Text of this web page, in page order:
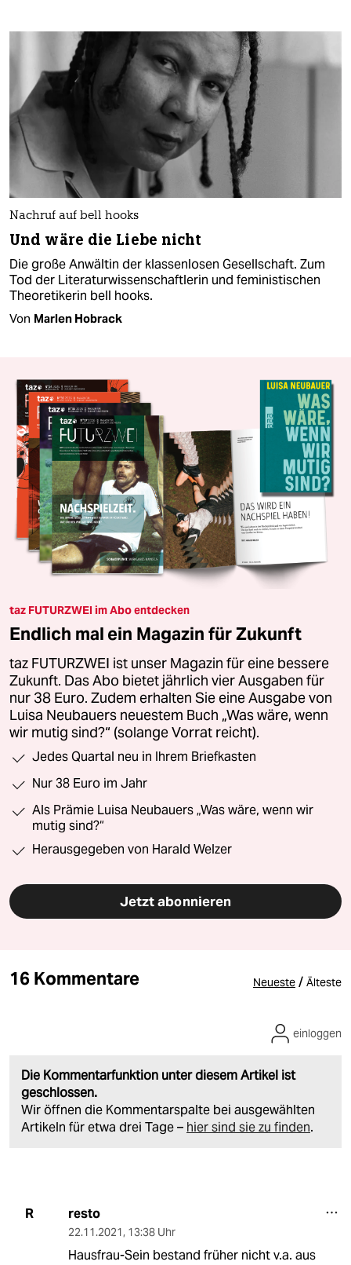
Nachruf auf bell hooks
Und wäre die Liebe nicht
Die große Anwältin der klassenlosen Gesellschaft. Zum
Tod der Literaturwissenschaftlerin und feministischen
Theoretikerin bell hooks.
Von Marlen Hobrack
taz FUTURZWEI im Abo entdecken
Endlich mal ein Magazin für Zukunft
taz FUTURZWEI ist unser Magazin für eine bessere
Zukunft. Das Abo bietet jährlich vier Ausgaben für
nur 38 Euro. Zudem erhalten Sie eine Ausgabe von
Luisa Neubauers neuestem Buch „Was wäre, wenn
wir mutig sind?“ (solange Vorrat reicht).
Jedes Quartal neu in Ihrem Briefkasten
Nur 38 Euro im Jahr
Als Prämie Luisa Neubauers „Was wäre, wenn wir
mutig sind?“
Herausgegeben von Harald Welzer
Jetzt abonnieren
16 Kommentare Neueste / Älteste
Die Kommentarfunktion unter diesem Artikel ist
geschlossen.
Wir öffnen die Kommentarspalte bei ausgewählten
Artikeln für etwa drei Tage – hier sind sie zu finden.
einloggen
R resto
22.11.2021, 13:38 Uhr
Hausfrau-Sein bestand früher nicht v.a. aus